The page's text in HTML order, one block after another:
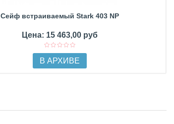
Сейф встраиваемый Stark 403 NP
Цена: 15 463,00 руб
В АРХИВЕ